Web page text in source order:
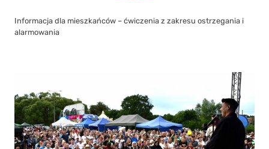
Informacja dla mieszkańców – ćwiczenia z zakresu ostrzegania i
alarmowania